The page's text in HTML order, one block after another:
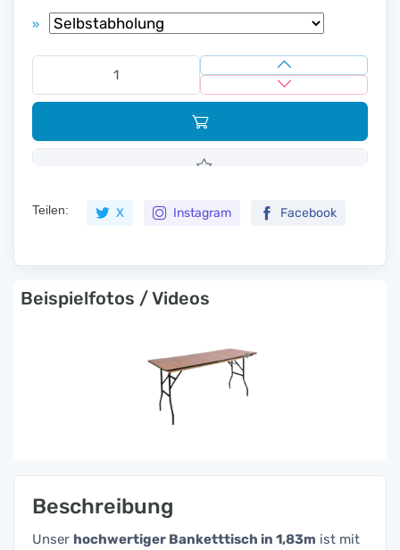
»
Teilen: X Instagram Facebook
Beispielfotos / Videos
Beschreibung
Unser hochwertiger Banketttisch in 1,83m ist mit